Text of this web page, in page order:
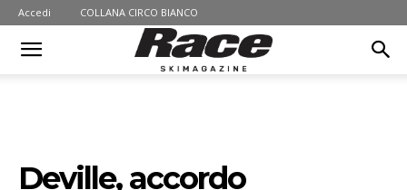
Accedi COLLANA CIRCO BIANCO
Deville, accordo